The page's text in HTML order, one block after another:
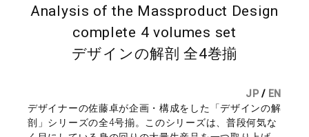
Analysis of the Massproduct Design
complete 4 volumes set
デザインの解剖 全4巻揃
JP / EN
デザイナーの佐藤卓が企画・構成をした「デザインの解
剖」シリーズの全4号揃。このシリーズは、普段何気な